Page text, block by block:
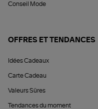
Conseil Mode
OFFRES ET TENDANCES
Idées Cadeaux
Carte Cadeau
Valeurs Sûres
Tendances du moment